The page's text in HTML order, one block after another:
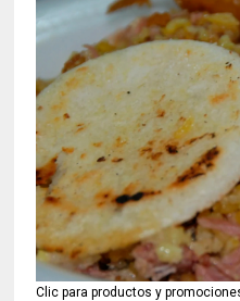
Clic para productos y